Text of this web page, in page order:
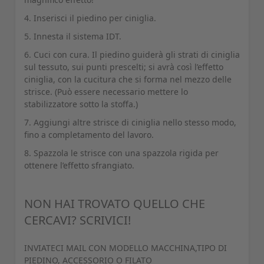
4. Inserisci il piedino per ciniglia.
5. Innesta il sistema IDT.
6. Cuci con cura. Il piedino guiderà gli strati di ciniglia
sul tessuto, sui punti prescelti; si avrà così l’effetto
ciniglia, con la cucitura che si forma nel mezzo delle
strisce. (Può essere necessario mettere lo
stabilizzatore sotto la stoffa.)
7. Aggiungi altre strisce di ciniglia nello stesso modo,
fino a completamento del lavoro.
8. Spazzola le strisce con una spazzola rigida per
ottenere l’effetto sfrangiato.
NON HAI TROVATO QUELLO CHE
CERCAVI? SCRIVICI!
INVIATECI MAIL CON MODELLO MACCHINA,TIPO DI
PIEDINO, ACCESSORIO O FILATO